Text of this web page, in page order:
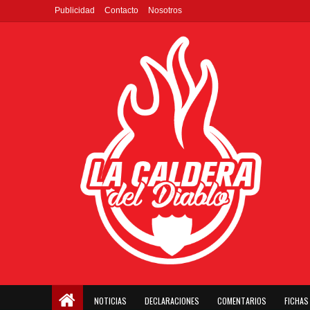
Publicidad Contacto Nosotros
NOTICIAS DECLARACIONES COMENTARIOS FICHAS